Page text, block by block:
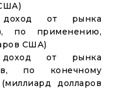
от рынка
по применению,
США)
от рынка
по конечному
долларов